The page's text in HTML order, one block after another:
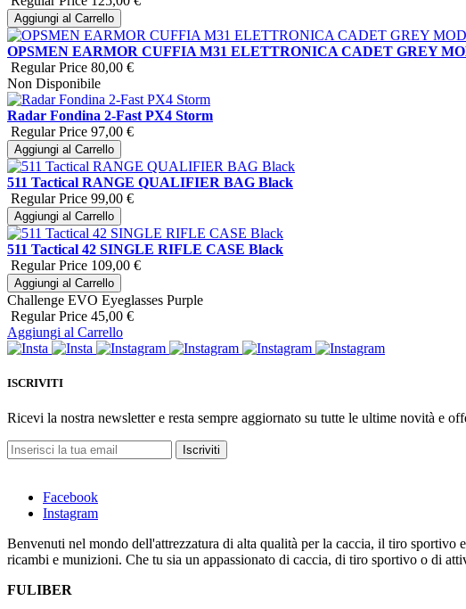
Aggiungi al Carrello
OPSMEN EARMOR CUFFIA M31 ELETTRONICA CADET GREY
Regular Price 80,00 €
Non Disponibile
Radar Fondina 2-Fast PX4 Storm
Regular Price 97,00 €
Aggiungi al Carrello
511 Tactical RANGE QUALIFIER BAG Black
Regular Price 99,00 €
Aggiungi al Carrello
511 Tactical 42 SINGLE RIFLE CASE Black
Regular Price 109,00 €
Aggiungi al Carrello
Challenge EVO Eyeglasses Purple
Regular Price 45,00 €
Aggiungi al Carrello
ISCRIVITI
Ricevi la nostra newsletter e resta sempre aggiornato su tutte le ultime novità e
Iscriviti
Facebook
Instagram
Benvenuti nel mondo dell'attrezzatura di alta qualità per la caccia, il tiro sportivo
ricambi e munizioni. Che tu sia un appassionato di caccia, di tiro sportivo o di
FULIBER